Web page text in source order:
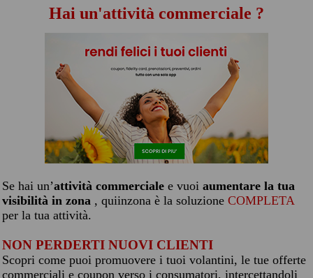
Hai un'attività commerciale ?
Se hai un’attività commerciale e vuoi aumentare la tua
visibilità in zona , quiinzona è la soluzione COMPLETA
per la tua attività.
NON PERDERTI NUOVI CLIENTI
Scopri come puoi promuovere i tuoi volantini, le tue offerte
commerciali e coupon verso i consumatori, intercettandoli